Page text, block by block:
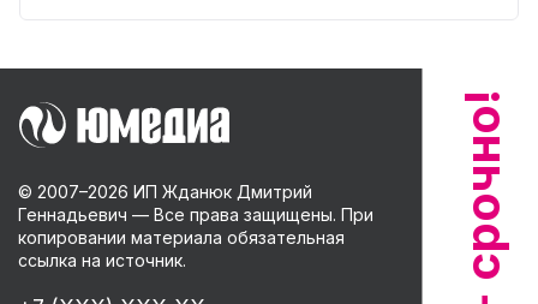
© 2007–2026 ИП Жданюк Дмитрий
Геннадьевич — Все права защищены. При
копировании материала обязательная
ссылка на источник.